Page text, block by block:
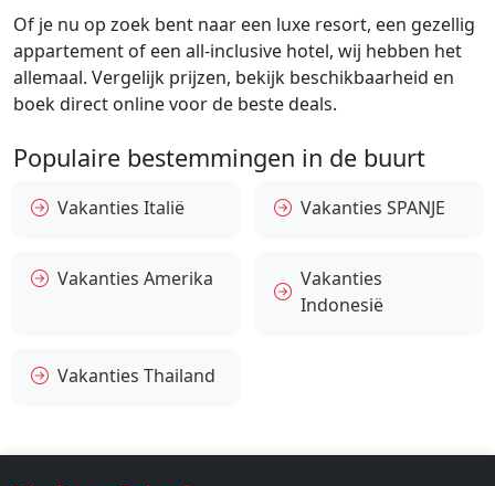
Of je nu op zoek bent naar een luxe resort, een gezellig
appartement of een all-inclusive hotel, wij hebben het
allemaal. Vergelijk prijzen, bekijk beschikbaarheid en
boek direct online voor de beste deals.
Populaire bestemmingen in de buurt
Vakanties Italië Vakanties SPANJE
Vakanties Amerika
Vakanties
Indonesië
Vakanties Thailand